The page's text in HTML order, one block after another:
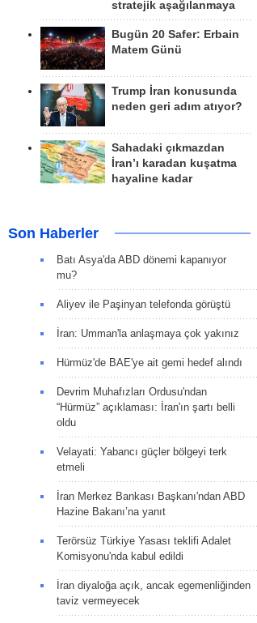
stratejik aşağılanmaya
Bugün 20 Safer: Erbain
Matem Günü
Trump İran konusunda
neden geri adım atıyor?
Sahadaki çıkmazdan
İran’ı karadan kuşatma
hayaline kadar
Son Haberler
Batı Asya'da ABD dönemi kapanıyor
mu?
Aliyev ile Paşinyan telefonda görüştü
İran: Umman'la anlaşmaya çok yakınız
Hürmüz'de BAE'ye ait gemi hedef alındı
Devrim Muhafızları Ordusu'ndan
“Hürmüz” açıklaması: İran'ın şartı belli
oldu
Velayati: Yabancı güçler bölgeyi terk
etmeli
İran Merkez Bankası Başkanı'ndan ABD
Hazine Bakanı’na yanıt
Terörsüz Türkiye Yasası teklifi Adalet
Komisyonu'nda kabul edildi
İran diyaloğa açık, ancak egemenliğinden
taviz vermeyecek